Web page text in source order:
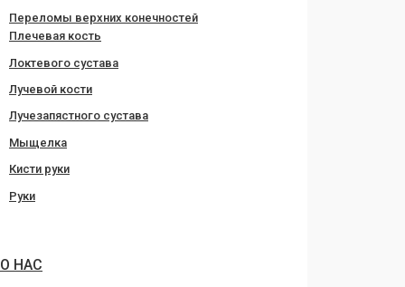
Переломы верхних конечностей
Плечевая кость
Локтевого сустава
Лучевой кости
Лучезапястного сустава
Мыщелка
Кисти руки
Руки
О НАС